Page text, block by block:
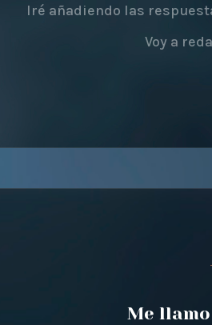
Iré añadiendo las
Voy a
Me